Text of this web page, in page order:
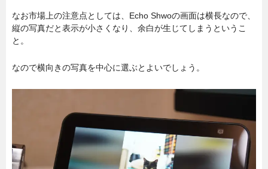
なお市場上の注意点としては、Echo Shwoの画面は横長なので、
縦の写真だと表示が小さくなり、余白が生じてしまうというこ
と。
なので横向きの写真を中心に選ぶとよいでしょう。